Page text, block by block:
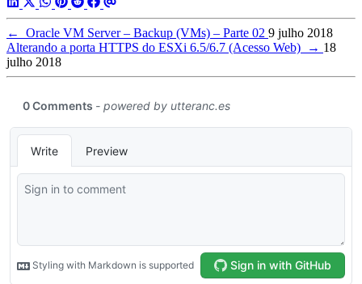
← Oracle VM Server – Backup (VMs) – Parte 02 9 julho 2018
Alterando a porta HTTPS do ESXi 6.5/6.7 (Acesso Web)
→ 18
julho 2018